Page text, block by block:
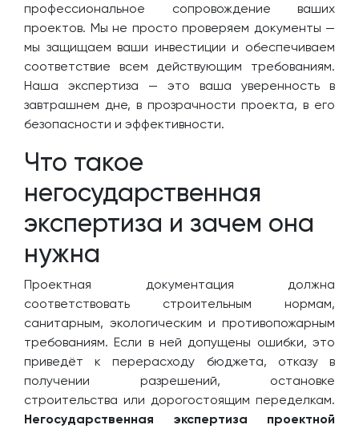
профессиональное сопровождение ваших
проектов. Мы не просто проверяем документы —
мы защищаем ваши инвестиции и обеспечиваем
соответствие всем действующим требованиям.
Наша экспертиза — это ваша уверенность в
завтрашнем дне, в прозрачности проекта, в его
безопасности и эффективности.
Что такое
негосударственная
экспертиза и зачем она
нужна
Проектная документация должна
соответствовать строительным нормам,
санитарным, экологическим и противопожарным
требованиям. Если в ней допущены ошибки, это
приведёт к перерасходу бюджета, отказу в
получении разрешений, остановке
строительства или дорогостоящим переделкам.
Негосударственная экспертиза проектной